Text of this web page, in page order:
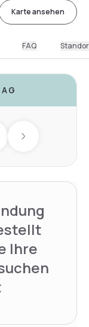
Karte ansehen
FAQ
Next day
Ihre